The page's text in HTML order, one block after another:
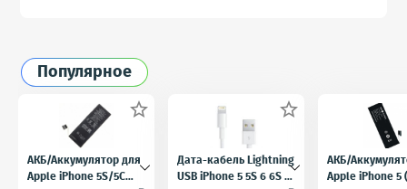
Популярное

АКБ/Аккумулятор для
Apple iPhone 5S/5C

Дата-кабель Lightning
USB iPhone 5 5S 6 6S 7
АКБ/
Apple iPhone